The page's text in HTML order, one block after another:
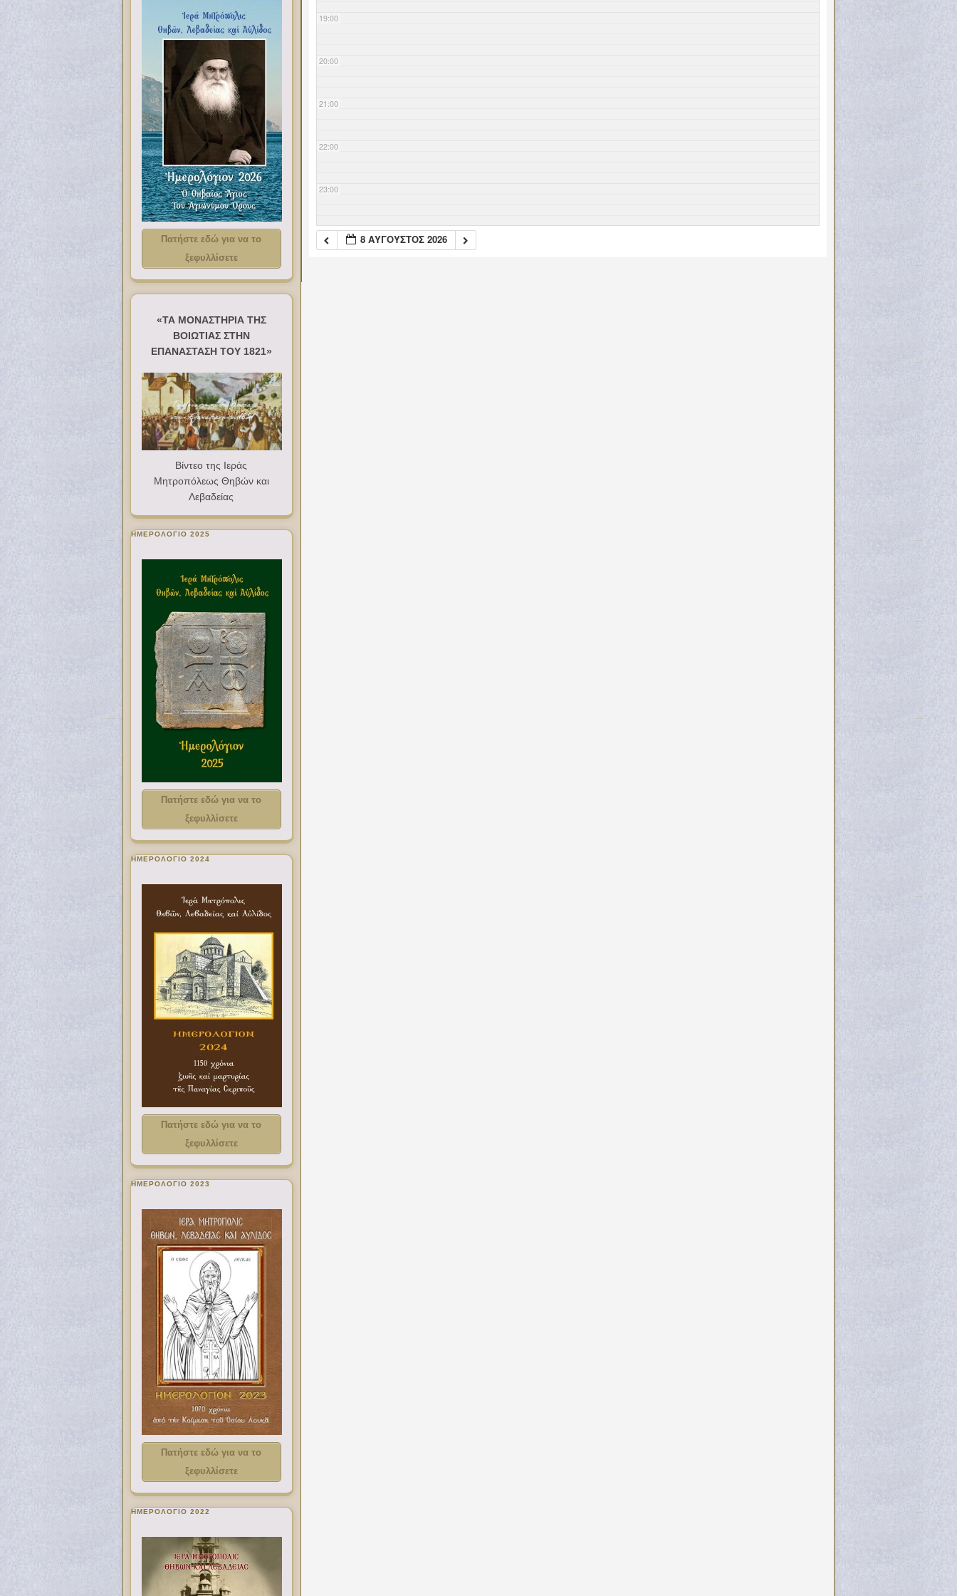
19:00
20:00
21:00
22:00
23:00
8 ΑΎΓΟΥΣΤΟΣ 2026
Πατήστε εδώ για να το
ξεφυλλίσετε
«ΤΑ ΜΟΝΑΣΤΗΡΙΑ ΤΗΣ
ΒΟΙΩΤΙΑΣ ΣΤΗΝ
ΕΠΑΝΑΣΤΑΣΗ ΤΟΥ 1821»
Βίντεο της Ιεράς
Μητροπόλεως Θηβών και
Λεβαδείας
ΗΜΕΡΟΛΟΓΙΟ 2025
Πατήστε εδώ για να το
ξεφυλλίσετε
ΗΜΕΡΟΛΟΓΙΟ 2024
Πατήστε εδώ για να το
ξεφυλλίσετε
ΗΜΕΡΟΛΟΓΙΟ 2023
Πατήστε εδώ για να το
ξεφυλλίσετε
ΗΜΕΡΟΛΟΓΙΟ 2022